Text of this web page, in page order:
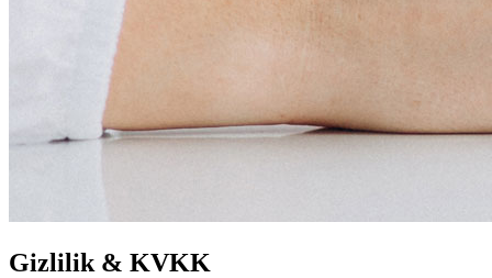
Gizlilik & KVKK